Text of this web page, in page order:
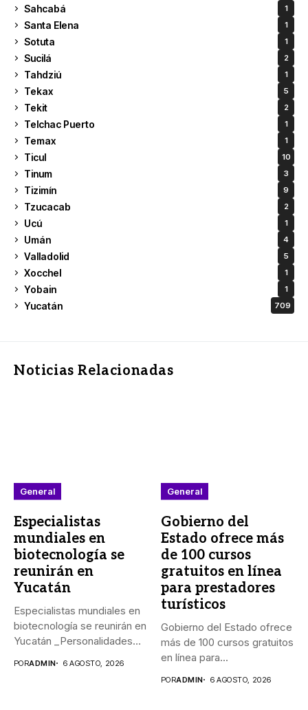
Sahcabá 1
Santa Elena 1
Sotuta 1
Sucilá 2
Tahdziú 1
Tekax 5
Tekit 2
Telchac Puerto 1
Temax 1
Ticul 10
Tinum 3
Tizimín 9
Tzucacab 2
Ucú 1
Umán 4
Valladolid 5
Xocchel 1
Yobain 1
Yucatán 709
Noticias Relacionadas
General
Especialistas
mundiales en
biotecnología se
reunirán en
Yucatán
Especialistas mundiales en
biotecnología se reunirán en
Yucatán _Personalidades
PORADMIN 6 AGOSTO, 2026
General
Gobierno del
Estado ofrece más
de 100 cursos
gratuitos en línea
para prestadores
turísticos
Gobierno del Estado ofrece
más de 100 cursos gratuitos
en línea para...
PORADMIN 6 AGOSTO, 2026